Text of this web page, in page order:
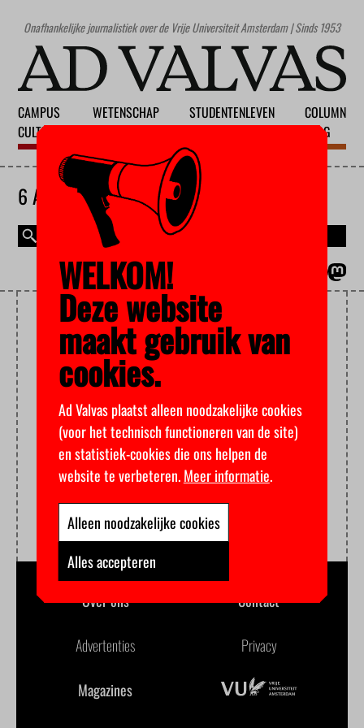
Onafhankelijke journalistiek over de Vrije Universiteit Amsterdam | Sinds 1953
CAMPUS
CULTUUR
WETENSCHAP
STUDENTENLEVEN
COLUMN
BLOG
6 AUGUSTUS 2026
DEMENTIE
Over ons Contact
Advertenties Privacy
Magazines
WELKOM!
Deze website
maakt gebruik van
cookies.
Ad Valvas plaatst alleen noodzakelijke cookies
(voor het technisch functioneren van de site)
en statistiek-cookies die ons helpen de
website te verbeteren.Meer informatie.
Alleen noodzakelijke cookies
Alles accepteren